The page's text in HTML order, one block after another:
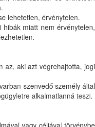
lehetetlen, érvénytelen.
miatt nem érvénytelen,
az, aki azt végrehajtotta, jogi
szenvedő személy által
alkalmatlanná teszi.
vagy céljával törvénybe